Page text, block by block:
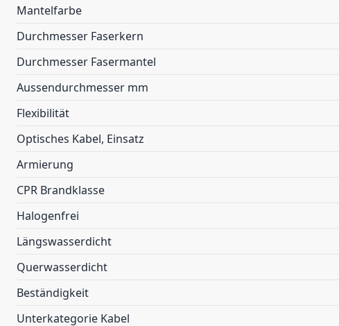
Mantelfarbe
Durchmesser Faserkern
Durchmesser Fasermantel
Aussendurchmesser mm
Flexibilität
Optisches Kabel, Einsatz
Armierung
CPR Brandklasse
Halogenfrei
Längswasserdicht
Querwasserdicht
Beständigkeit
Unterkategorie Kabel